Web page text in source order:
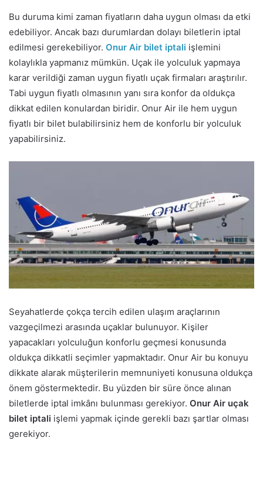
Bu duruma kimi zaman fiyatların daha uygun olması da etki
edebiliyor. Ancak bazı durumlardan dolayı biletlerin iptal
edilmesi gerekebiliyor. Onur Air bilet iptali işlemini
kolaylıkla yapmanız mümkün. Uçak ile yolculuk yapmaya
karar verildiği zaman uygun fiyatlı uçak firmaları araştırılır.
Tabi uygun fiyatlı olmasının yanı sıra konfor da oldukça
dikkat edilen konulardan biridir. Onur Air ile hem uygun
fiyatlı bir bilet bulabilirsiniz hem de konforlu bir yolculuk
yapabilirsiniz.
Seyahatlerde çokça tercih edilen ulaşım araçlarının
vazgeçilmezi arasında uçaklar bulunuyor. Kişiler
yapacakları yolculuğun konforlu geçmesi konusunda
oldukça dikkatli seçimler yapmaktadır. Onur Air bu konuyu
dikkate alarak müşterilerin memnuniyeti konusuna oldukça
önem göstermektedir. Bu yüzden bir süre önce alınan
biletlerde iptal imkânı bulunması gerekiyor. Onur Air uçak
bilet iptali işlemi yapmak içinde gerekli bazı şartlar olması
gerekiyor.